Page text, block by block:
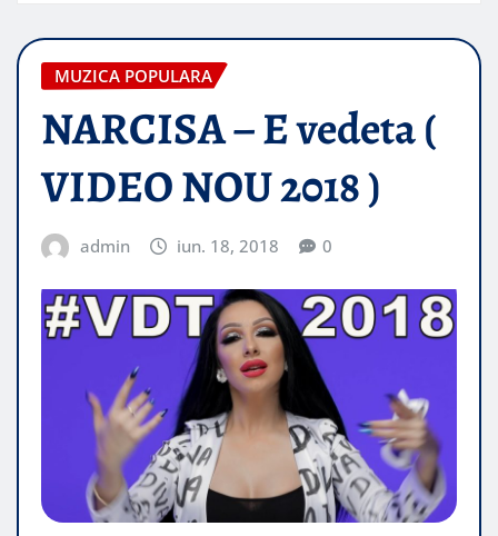
MUZICA POPULARA
NARCISA – E vedeta (
VIDEO NOU 2018 )
admin iun. 18, 2018 0